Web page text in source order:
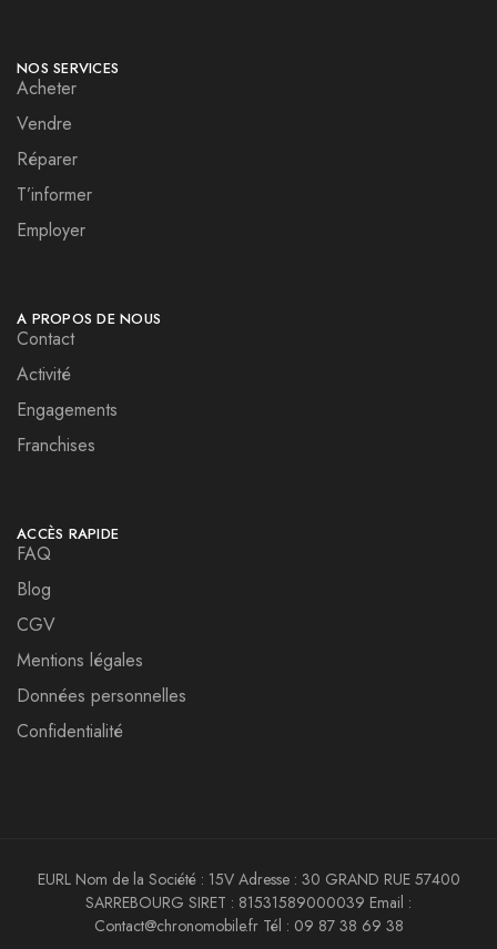
NOS SERVICES
Acheter
Vendre
Réparer
T’informer
Employer
A PROPOS DE NOUS
Contact
Activité
Engagements
Franchises
ACCÈS RAPIDE
FAQ
Blog
CGV
Mentions légales
Données personnelles
Confidentialité
EURL Nom de la Société : 15V Adresse : 30 GRAND RUE 57400
SARREBOURG SIRET : 81531589000039 Email :
Contact@chronomobile.fr Tél : 09 87 38 69 38